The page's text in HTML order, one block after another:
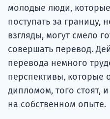
молодые люди,
поступать за границу,
взгляды, могут смело
совершать перевод.
перевода немного
перспективы, которые
дипломом, того стоят,
на собственном опыте.